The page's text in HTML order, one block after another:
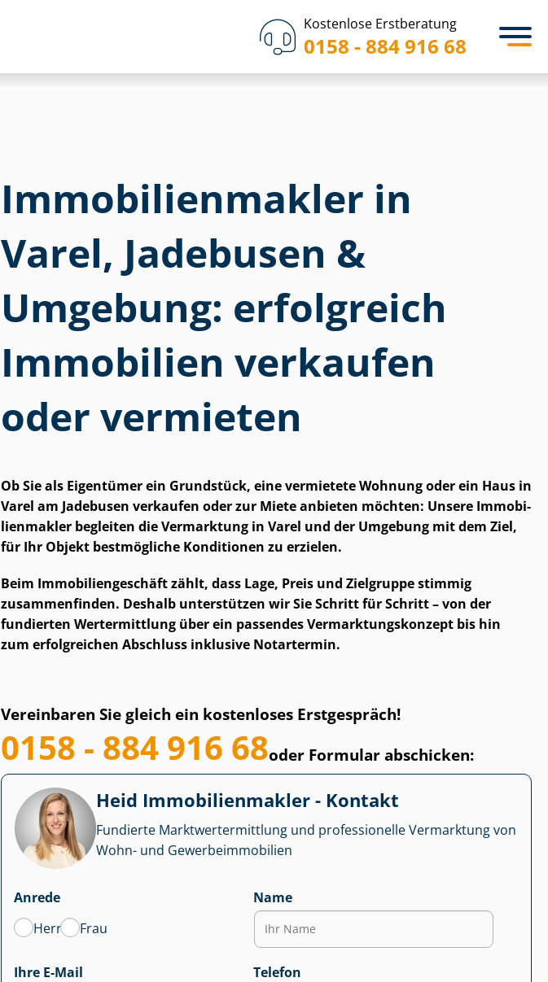
Kostenlose Erstberatung
0158 - 884 916 68
Im­mo­bi­li­en­mak­ler in
Varel, Jadebusen &
Umgebung: erfolgreich
Immobilien verkaufen
oder vermieten
Ob Sie als Eigentümer ein Grundstück, eine vermietete Wohnung oder ein Haus in
Varel am Jadebusen verkaufen oder zur Miete anbieten möchten: Unsere Im­mo­bi­
li­en­mak­ler begleiten die Vermarktung in Varel und der Umgebung mit dem Ziel,
für Ihr Objekt bestmögliche Konditionen zu erzielen.
Beim Im­mo­bi­li­en­ge­schäft zählt, dass Lage, Preis und Zielgruppe stimmig
zusammenfinden. Deshalb unterstützen wir Sie Schritt für Schritt – von der
fundierten Wertermittlung über ein passendes Ver­mark­tungs­kon­zept bis hin
zum erfolgreichen Abschluss inklusive Notartermin.
Vereinbaren Sie gleich ein kostenloses Erstgespräch!
0158 - 884 916 68oder Formular abschicken:
Heid Im­mo­bi­li­en­mak­ler - Kontakt
Fundierte Markt­wert­ermitt­lung und professionelle Vermarktung von
Wohn- und Ge­wer­be­im­mo­bi­li­en
Anrede
Herr
Frau
Name
Ihre E-Mail Telefon